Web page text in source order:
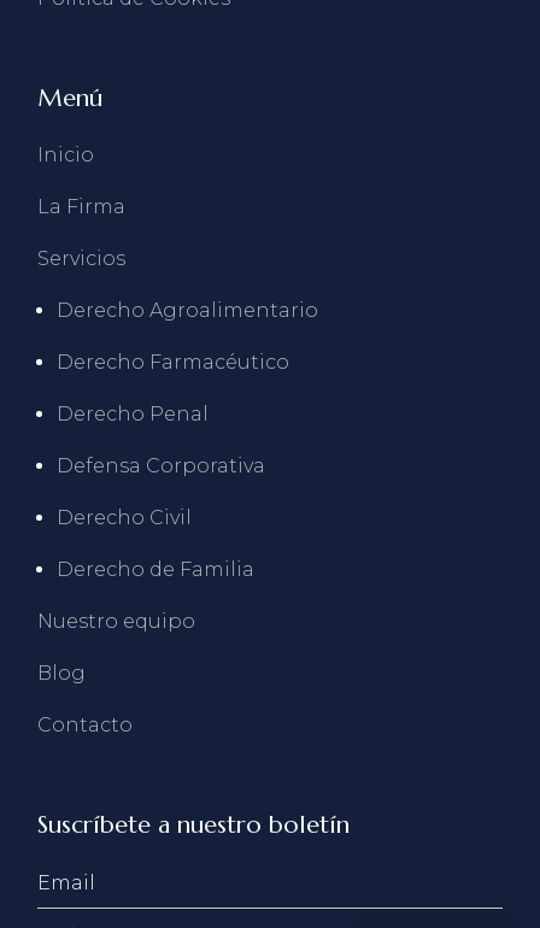
Menú
Inicio
La Firma
Servicios
Derecho Agroalimentario
Derecho Farmacéutico
Derecho Penal
Defensa Corporativa
Derecho Civil
Derecho de Familia
Nuestro equipo
Blog
Contacto
Suscríbete a nuestro boletín